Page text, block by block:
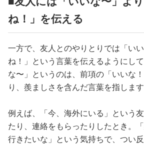
ね！」を伝える
一方で、友人とのやりとりでは「い
ね！」という言葉を伝えるようにし
な〜」というのは、前項の「いいな
り、羨ましさを含んだ言葉を指します
例えば、「今、海外にいる」という
たり、連絡をもらったりしたとき。
行きたいな」という気持ちで、つい